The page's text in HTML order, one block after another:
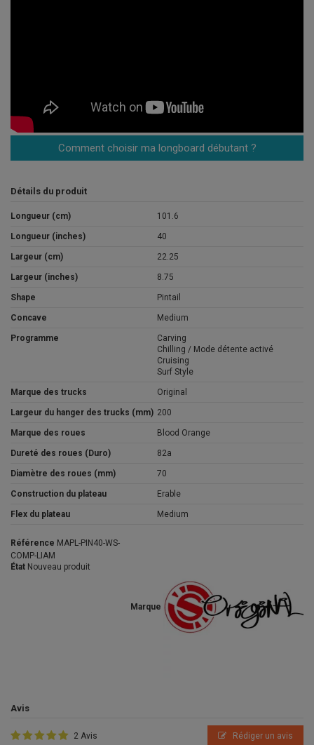
Comment choisir ma longboard débutant ?
Détails du produit
Longueur (cm) 101.6
Longueur (inches) 40
Largeur (cm) 22.25
Largeur (inches) 8.75
Shape Pintail
Concave Medium
Programme
Carving
Chilling / Mode détente activé
Cruising
Surf Style
Marque des trucks Original
Largeur du hanger des trucks (mm) 200
Marque des roues Blood Orange
Dureté des roues (Duro) 82a
Diamètre des roues (mm) 70
Construction du plateau Erable
Flex du plateau Medium
Marque
Référence MAPL-PIN40-WS-
COMP-LIAM
État Nouveau produit
Avis
2 Avis Rédiger un avis